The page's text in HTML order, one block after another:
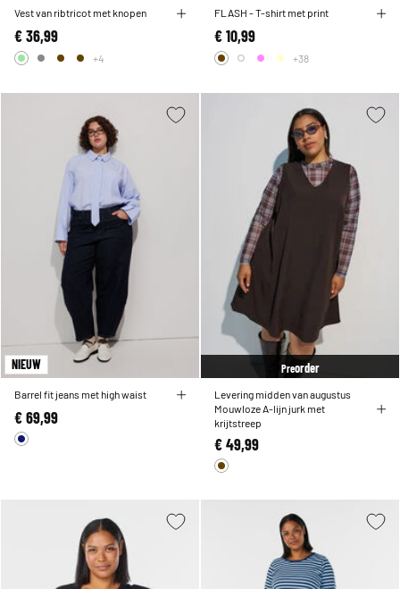
Vest van ribtricot met knopen
€ 36,99
+4
FLASH - T-shirt met print
€ 10,99
+38
NIEUW
Barrel fit jeans met high waist
€ 69,99
Preorder
Levering midden van augustus
Mouwloze A-lijn jurk met
krijtstreep
€ 49,99